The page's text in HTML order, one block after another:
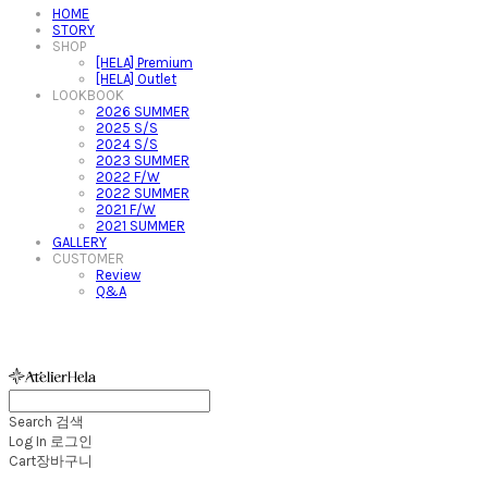
HOME
STORY
SHOP
[HELA] Premium
[HELA] Outlet
LOOKBOOK
2026 SUMMER
2025 S/S
2024 S/S
2023 SUMMER
2022 F/W
2022 SUMMER
2021 F/W
2021 SUMMER
GALLERY
CUSTOMER
Review
Q&A
Search 검색
Log In 로그인
Cart장바구니